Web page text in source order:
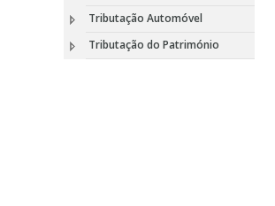
Tributação Automóvel
Tributação do Património